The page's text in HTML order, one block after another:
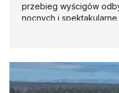
przebieg wyścigów
nocnych i